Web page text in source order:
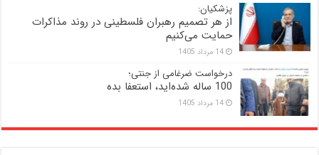
پزشکیان:
از هر تصمیم رهبران فلسطینی در روند مذاکرات
حمایت می‌کنیم
14 مرداد 1405
درخواست ضرغامی از جنتی؛
100 ساله شده‌اید، استعفا بده
14 مرداد 1405